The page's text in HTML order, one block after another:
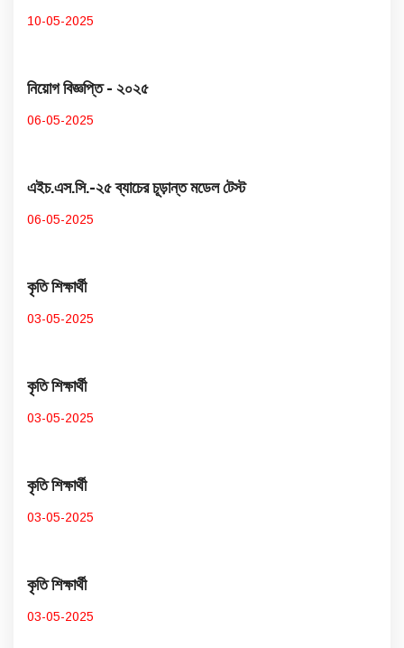
10-05-2025
নিয়োগ বিজ্ঞপ্তি - ২০২৫
06-05-2025
এইচ.এস.সি.-২৫ ব্যাচের চূড়ান্ত মডেল টেস্ট
06-05-2025
কৃতি শিক্ষার্থী
03-05-2025
কৃতি শিক্ষার্থী
03-05-2025
কৃতি শিক্ষার্থী
03-05-2025
কৃতি শিক্ষার্থী
03-05-2025